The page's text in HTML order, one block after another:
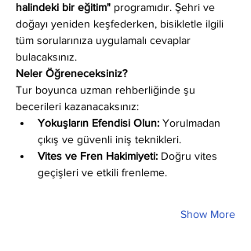
halindeki bir eğitim" programıdır. Şehri ve
doğayı yeniden keşfederken, bisikletle ilgili
tüm sorularınıza uygulamalı cevaplar
bulacaksınız.
Neler Öğreneceksiniz?
Tur boyunca uzman rehberliğinde şu
becerileri kazanacaksınız:
Yokuşların Efendisi Olun: Yorulmadan
çıkış ve güvenli iniş teknikleri.
Vites ve Fren Hakimiyeti: Doğru vites
geçişleri ve etkili frenleme.
Show More